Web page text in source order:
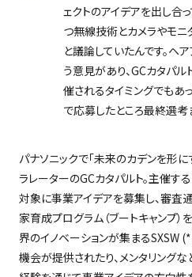
ェクトのアイデアを出し合
つ無線技術とカメラやモ
と議論していたんです。ヘ
う意見があり、GCカタパル
催されるタイミングでもあ
で応募したところ最終選考
パナソニックで「未来のカデンを形
ラレーターのGCカタパルト。主催す
対象に事業アイデアを募集し、審査
家育成プログラム（ブートキャンプ
界のイノベーションが集まるSXSW
機会が提供されたり、メンタリング